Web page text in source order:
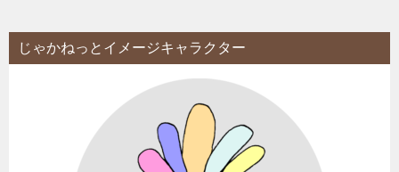
じゃかねっとイメージキャラクター